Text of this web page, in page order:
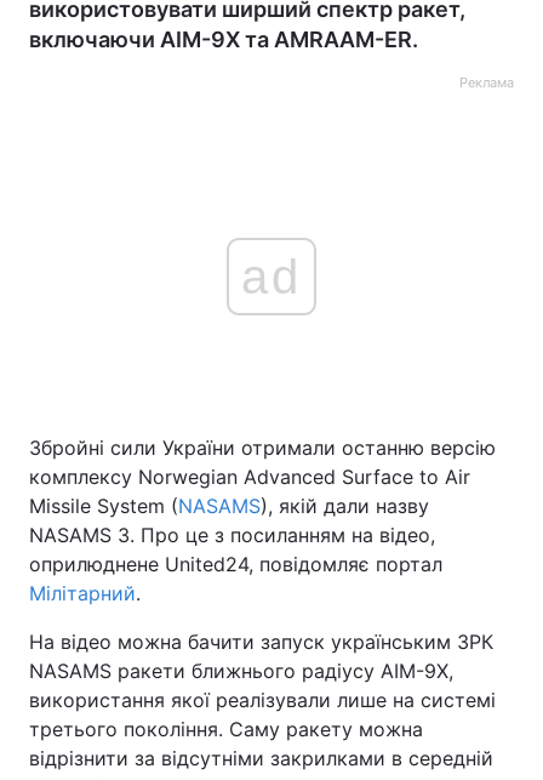
Україна Політика
Економіка Світ
Спорт
Техно і зв'язок Лайт
Зброя Інциденти
Туризм
використовувати ширший спектр ракет,
включаючи AIM-9X та AMRAAM-ER.
Реклама
ad
Збройні сили України отримали останню версію
комплексу Norwegian Advanced Surface to Air
Missile System (NASAMS), якій дали назву
NASAMS 3. Про це з посиланням на відео,
оприлюднене United24, повідомляє портал
Мілітарний.
На відео можна бачити запуск українським ЗРК
NASAMS ракети ближнього радіусу AIM-9X,
використання якої реалізували лише на системі
третього покоління. Саму ракету можна
відрізнити за відсутніми закрилками в середній